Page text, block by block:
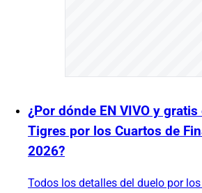
¿Por dónde EN VIVO y
Tigres por los Cuartos de
2026?
Todos los detalles del duelo por